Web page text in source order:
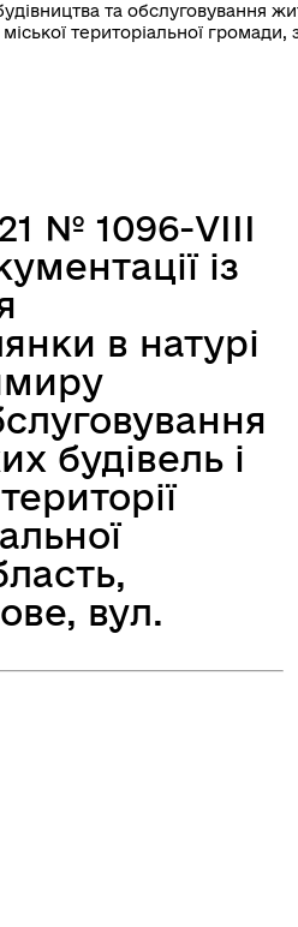
Учасникам бойових дій
Книга пам'яті
та обслуговування
територіальної
№ 1096-VIІІ
із
в натурі
будівель і
вул.